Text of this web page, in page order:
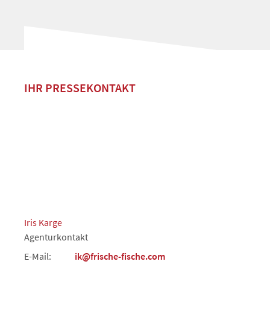
IHR PRESSEKONTAKT
Iris Karge
Agenturkontakt
E-Mail:
ik@frische-fische.com